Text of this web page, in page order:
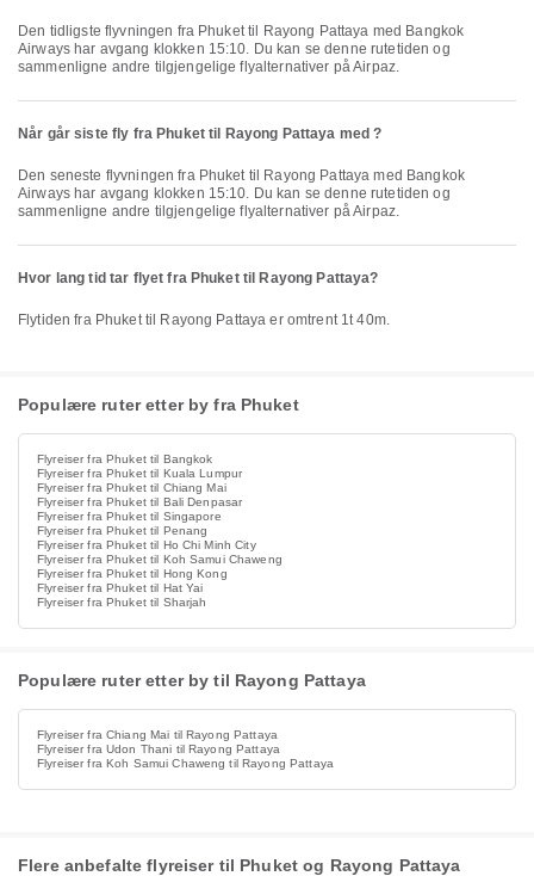
Den tidligste flyvningen fra Phuket til Rayong Pattaya med Bangkok
Airways har avgang klokken 15:10. Du kan se denne rutetiden og
sammenligne andre tilgjengelige flyalternativer på Airpaz.
Når går siste fly fra Phuket til Rayong Pattaya med ?
Den seneste flyvningen fra Phuket til Rayong Pattaya med Bangkok
Airways har avgang klokken 15:10. Du kan se denne rutetiden og
sammenligne andre tilgjengelige flyalternativer på Airpaz.
Hvor lang tid tar flyet fra Phuket til Rayong Pattaya?
Flytiden fra Phuket til Rayong Pattaya er omtrent 1t 40m.
Populære ruter etter by fra Phuket
Flyreiser fra Phuket til Bangkok
Flyreiser fra Phuket til Kuala Lumpur
Flyreiser fra Phuket til Chiang Mai
Flyreiser fra Phuket til Bali Denpasar
Flyreiser fra Phuket til Singapore
Flyreiser fra Phuket til Penang
Flyreiser fra Phuket til Ho Chi Minh City
Flyreiser fra Phuket til Koh Samui Chaweng
Flyreiser fra Phuket til Hong Kong
Flyreiser fra Phuket til Hat Yai
Flyreiser fra Phuket til Sharjah
Populære ruter etter by til Rayong Pattaya
Flyreiser fra Chiang Mai til Rayong Pattaya
Flyreiser fra Udon Thani til Rayong Pattaya
Flyreiser fra Koh Samui Chaweng til Rayong Pattaya
Flere anbefalte flyreiser til Phuket og Rayong Pattaya